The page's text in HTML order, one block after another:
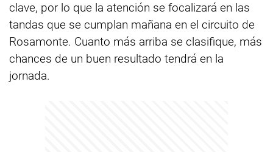
clave, por lo que la atención se focalizará en las
tandas que se cumplan mañana en el circuito de
Rosamonte. Cuanto más arriba se clasifique, más
chances de un buen resultado tendrá en la
jornada.